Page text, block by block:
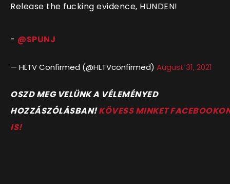
Release the fucking evidence, HUNDEN!
- @SPUNJ
— HLTV Confirmed (@HLTVconfirmed) August 31, 2021
OSZD MEG VELÜNK A VÉLEMÉNYED
HOZZÁSZÓLÁSBAN!KÖVESS MINKET
IS!